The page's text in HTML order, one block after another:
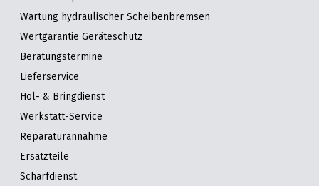
&
Prospekte
WEBER
Grills
und
Grill-
Ansprechpartner
Kataloge
&
Prospekte
&
Prospekte
Handwerkzeuge
Unsere
Marken
Ansprechpartner
Kataloge
&
Prospekte
Wartung hydraulischer Scheibenbremsen
Wertgarantie Geräteschutz
Beratungstermine
Lieferservice
Hol- & Bringdienst
Werkstatt-Service
Reparaturannahme
Ersatzteile
Schärfdienst